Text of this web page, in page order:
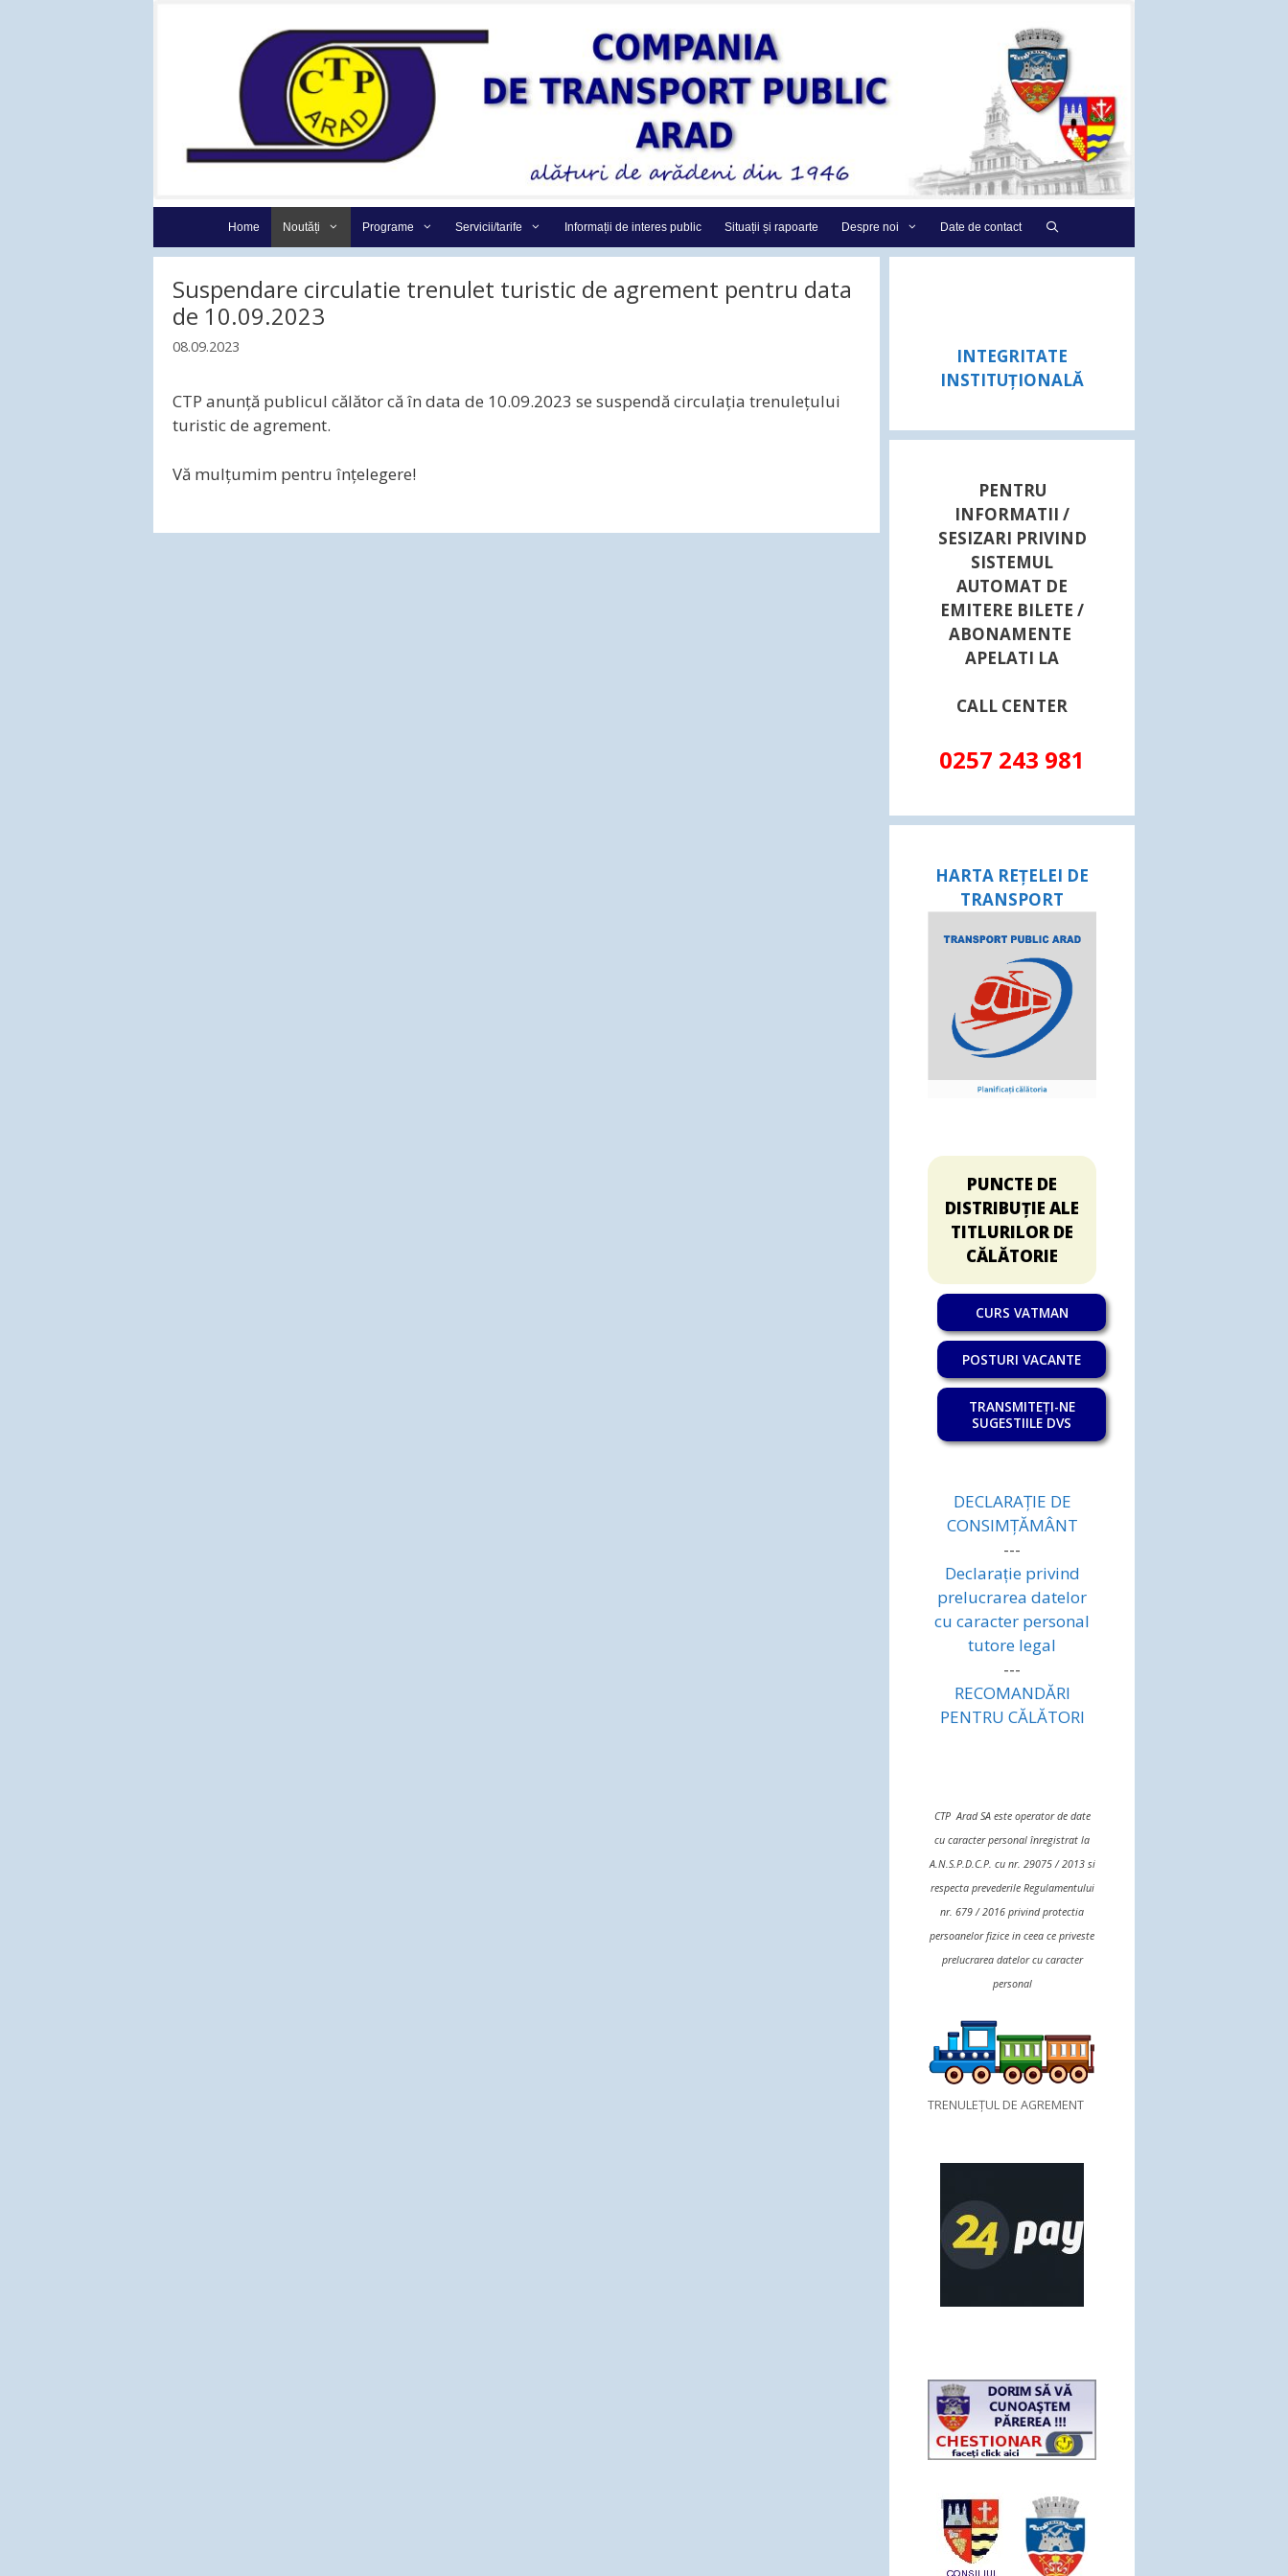
Home Noutăți Programe Servicii/tarife Informații de interes public Situații și rapoarte Despre noi Date de contact
Suspendare circulatie trenulet turistic de agrement pentru data
de 10.09.2023
08.09.2023
CTP anunță publicul călător că în data de 10.09.2023 se suspendă circulația trenulețului
turistic de agrement.
Vă mulțumim pentru înțelegere!
INTEGRITATE
INSTITUȚIONALĂ
PENTRU
INFORMATII /
SESIZARI PRIVIND
SISTEMUL
AUTOMAT DE
EMITERE BILETE /
ABONAMENTE
APELATI LA
CALL CENTER
0257 243 981
HARTA REȚELEI DE
TRANSPORT
PUNCTE DE
DISTRIBUȚIE ALE
TITLURILOR DE
CĂLĂTORIE
CURS VATMAN
POSTURI VACANTE
TRANSMITEȚI-NE
SUGESTIILE DVS
DECLARAȚIE DE
CONSIMȚĂMÂNT
---
Declarație privind
prelucrarea datelor
cu caracter personal
tutore legal
---
RECOMANDĂRI
PENTRU CĂLĂTORI
CTP Arad SA este operator de date
cu caracter personal înregistrat la
A.N.S.P.D.C.P. cu nr. 29075 / 2013 si
respecta prevederile Regulamentului
nr. 679 / 2016 privind protectia
persoanelor fizice in ceea ce priveste
prelucrarea datelor cu caracter
personal
TRENULEȚUL DE AGREMENT